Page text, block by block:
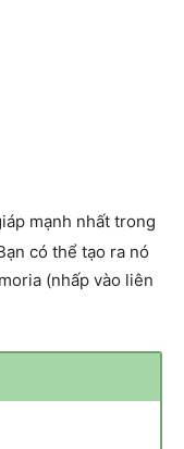
mạnh nhất trong
có thể tạo ra nó
(nhấp vào liên